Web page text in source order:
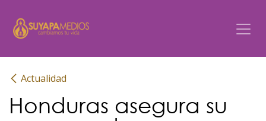
Actualidad
Honduras asegura su